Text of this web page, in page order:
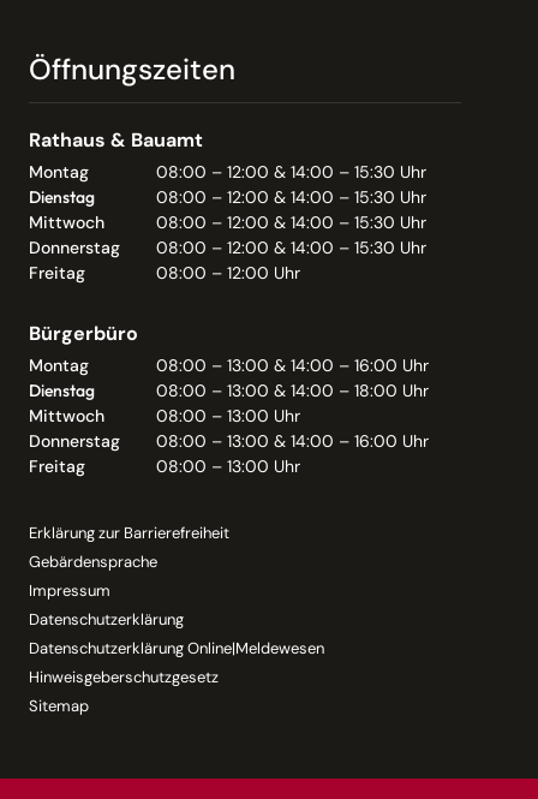
Öffnungszeiten
Rathaus & Bauamt
Montag
08:00 – 12:00 & 14:00 – 15:30 Uhr
Dienstag
08:00 – 12:00 & 14:00 – 15:30 Uhr
Mittwoch
08:00 – 12:00 & 14:00 – 15:30 Uhr
Donnerstag
08:00 – 12:00 & 14:00 – 15:30 Uhr
Freitag
08:00 – 12:00 Uhr
Bürgerbüro
Montag
08:00 – 13:00 & 14:00 – 16:00 Uhr
Dienstag
08:00 – 13:00 & 14:00 – 18:00 Uhr
Mittwoch
08:00 – 13:00 Uhr
Donnerstag
08:00 – 13:00 & 14:00 – 16:00 Uhr
Freitag
08:00 – 13:00 Uhr
Erklärung zur Barrierefreiheit
Gebärdensprache
Impressum
Datenschutzerklärung
Datenschutzerklärung Online|Meldewesen
Hinweisgeberschutzgesetz
Sitemap